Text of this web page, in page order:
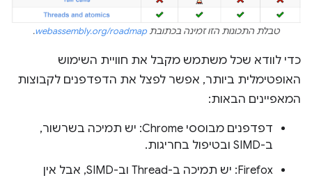
טבלת התכונות הזו זמינה בכתובתwebassembly.org/roadmap
.
כדי לוודא שכל משתמש מקבל את חוויית השימוש
האופטימלית ביותר, אפשר לפצל את הדפדפנים לקבוצות
המאפיינים הבאות:
דפדפנים מבוססי Chrome: יש תמיכה בשרשור,
ב-SIMD ובטיפול בחריגות.
Firefox: יש תמיכה ב-Thread וב-SIMD, אבל אין